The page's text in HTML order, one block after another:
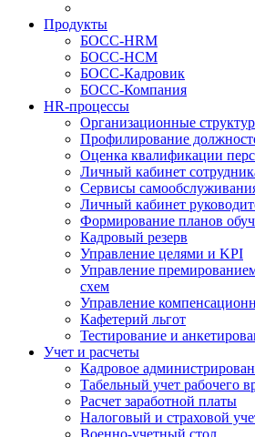
Продукты
БОСС-HRM
БОСС-HCM
БОСС-Кадровик
БОСС-Компания
HR-процессы
Организационные
Профилирование
Оценка квалификации
Личный кабинет
Сервисы
Личный кабинет
Формирование планов
Кадровый резерв
Управление целями и KPI
Управление
схем
Управление
Кафетерий льгот
Тестирование и
Учет и расчеты
Кадровое
Табельный учет рабочего
Расчет заработной платы
Налоговый и страховой
Военно-учетный стол